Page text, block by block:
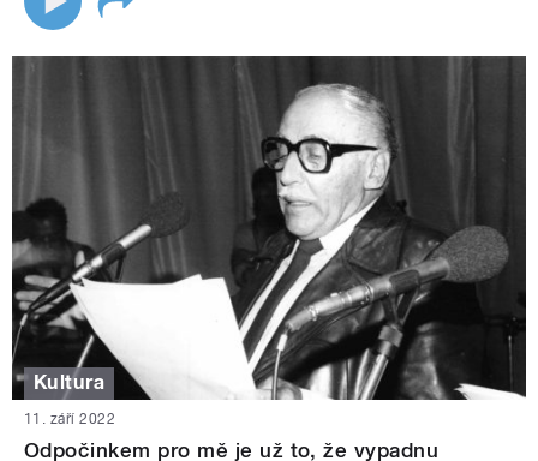
Kultura
11. září 2022
Odpočinkem pro mě je už to, že vypadnu